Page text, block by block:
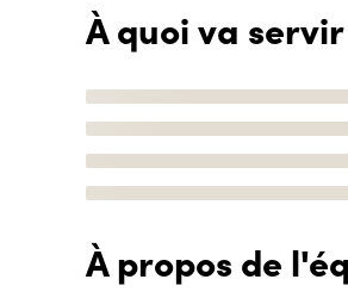
À quoi va
À propos de